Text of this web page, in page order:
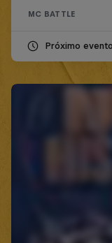
MC BATTLE
Próximo evento